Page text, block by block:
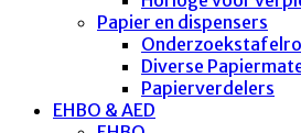
Papier en dispensers
Diverse
Papierverdelers
EHBO & AED